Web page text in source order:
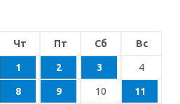
Чт Пт Сб Вс
1 2 3 4
8 9 10 11